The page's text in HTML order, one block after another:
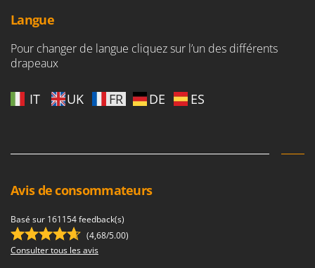
Langue
Pour changer de langue cliquez sur l’un des différents
drapeaux
IT UK FR DE ES
Avis de consommateurs
Basé sur 161154 feedback(s)
(4,68/5.00)
Consulter tous les avis